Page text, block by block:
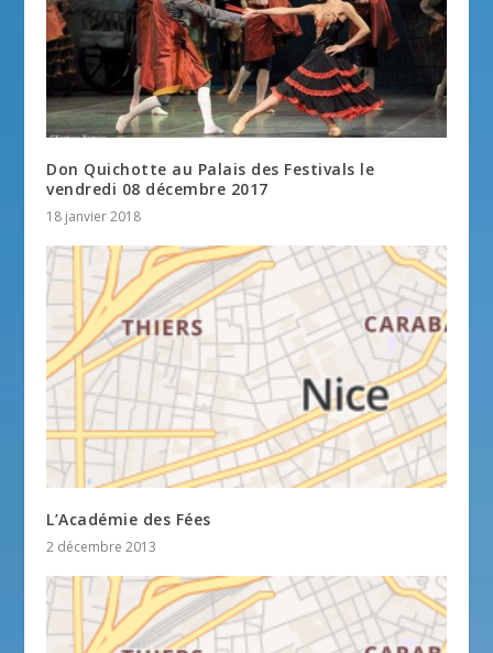
Don Quichotte au Palais des Festivals le
vendredi 08 décembre 2017
18 janvier 2018
L’Académie des Fées
2 décembre 2013